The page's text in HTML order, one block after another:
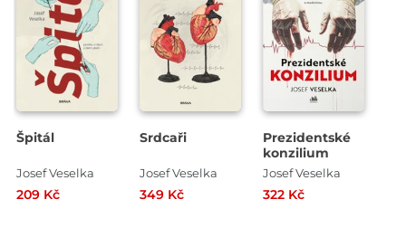
Špitál
Josef Veselka
209 Kč
Srdcaři
Josef Veselka
349 Kč
Prezidentské
konzilium
Josef Veselka
322 Kč